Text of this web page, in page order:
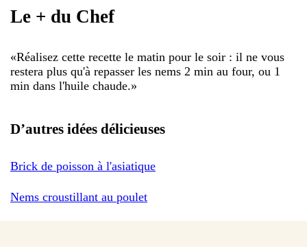
Le + du Chef
«Réalisez cette recette le matin pour le soir : il ne vous
restera plus qu'à repasser les nems 2 min au four, ou 1
min dans l'huile chaude.»
D’autres idées délicieuses
Brick de poisson à l'asiatique
Nems croustillant au poulet